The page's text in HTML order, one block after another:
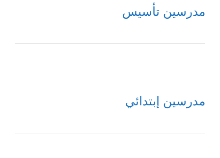
مدرسين تأسيس
مدرسين إبتدائي